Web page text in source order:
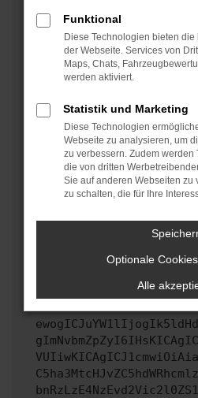
Starte dein Gerät neu.
Das kann manchmal
Probleme zu beheben.
Betriebssystem auf dem
Veraltete Software birgt
Sicherheitsrisiko, sondern
dass bestimmte
werden.
Wende dich an den
Wenn du alle oben
kontaktiere uns bitte. Wir
Problem zu beheben. Du
schicken, um uns bei der
Funktional
Diese Technologien bieten
der Webseite. Services von
Maps, Chats,
werden aktiviert.
Statistik und Marketing
Diese Technologien
Webseite zu analysieren, um
zu verbessern. Zudem
die von dritten
Sie auf anderen Webseiten zu
zu schalten, die für Ihre
Optionale
Alle